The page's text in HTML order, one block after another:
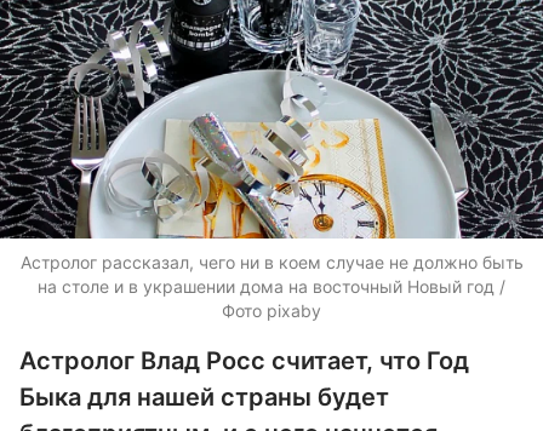
Астролог рассказал, чего ни в коем случае не должно быть
на столе и в украшении дома на восточный Новый год /
Фото pixaby
Астролог Влад Росс считает, что Год
Быка для нашей страны будет